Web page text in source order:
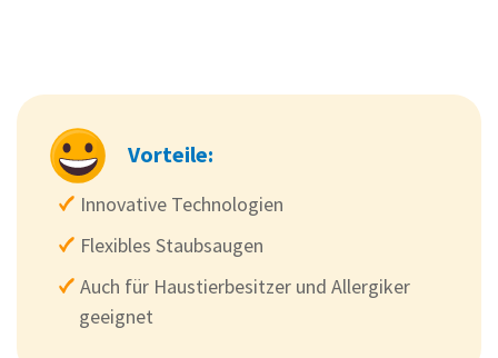
Vorteile:
Innovative Technologien
Flexibles Staubsaugen
Auch für Haustierbesitzer und Allergiker
geeignet